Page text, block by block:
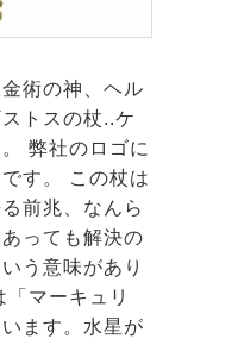
術の神、ヘル
トスの杖..ケ
弊社のロゴに
す。 この杖は
前兆、なんら
っても解決の
う意味があり
「マーキュリ
ます。水星が